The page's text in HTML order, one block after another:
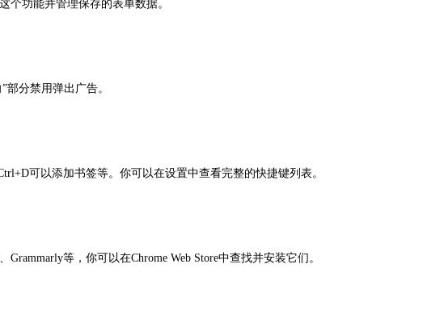
个功能并管理保存的表单数据。
部分禁用弹出广告。
可以添加书签等。你可以在设置中查看完整的快捷键列表。
等，你可以在Chrome Web Store中查找并安装它们。